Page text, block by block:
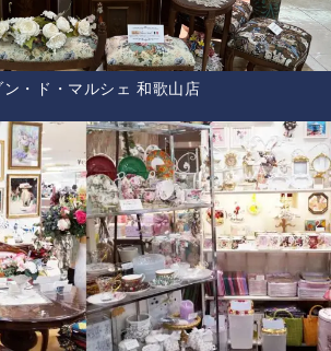
ン・ド・マルシェ 和歌山店